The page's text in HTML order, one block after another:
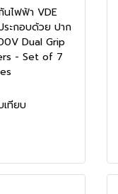
นไฟฟ้า VDE
ะกอบด้วย ปาก
Dual Grip
- Set of 7
เทียบ